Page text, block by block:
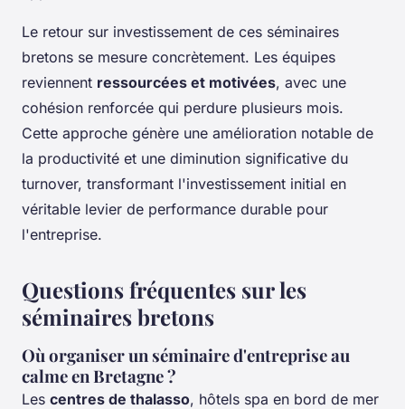
Le retour sur investissement de ces séminaires
bretons se mesure concrètement. Les équipes
reviennent ressourcées et motivées, avec une
cohésion renforcée qui perdure plusieurs mois.
Cette approche génère une amélioration notable de
la productivité et une diminution significative du
turnover, transformant l'investissement initial en
véritable levier de performance durable pour
l'entreprise.
Questions fréquentes sur les
séminaires bretons
Où organiser un séminaire d'entreprise au
calme en Bretagne ?
Les centres de thalasso, hôtels spa en bord de mer